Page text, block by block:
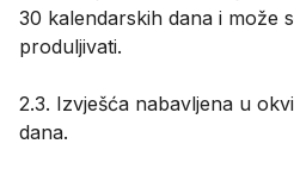
30 kalendarskih dana i može
produljivati.
2.3. Izvješća nabavljena u
dana.